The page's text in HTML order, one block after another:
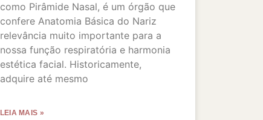
como Pirâmide Nasal, é um órgão que
confere Anatomia Básica do Nariz
relevância muito importante para a
nossa função respiratória e harmonia
estética facial. Historicamente,
adquire até mesmo
LEIA MAIS »